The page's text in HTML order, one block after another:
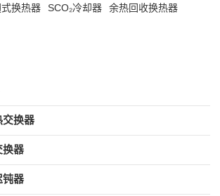
换热器 SCO₂冷却器
余热回收换热器
交换器
换器
钝器